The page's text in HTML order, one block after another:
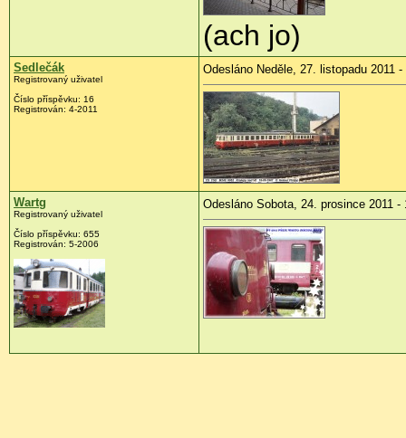
(ach jo)
Sedlečák
Registrovaný uživatel
Číslo příspěvku: 16
Registrován: 4-2011
Odesláno Neděle, 27. listopadu 2011 -
Wartg
Registrovaný uživatel
Číslo příspěvku: 655
Registrován: 5-2006
Odesláno Sobota, 24. prosince 2011 -